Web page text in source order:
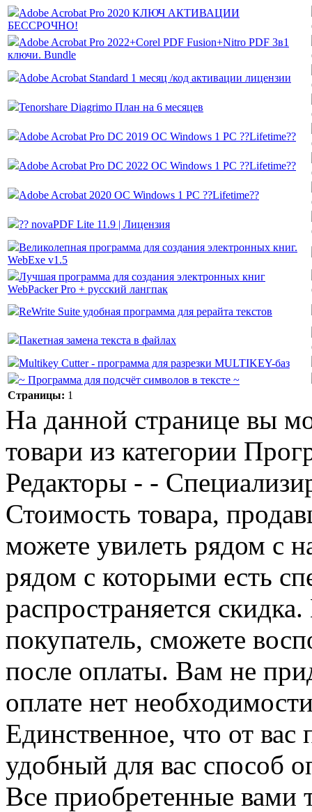
Adobe Acrobat Pro 2020 КЛЮЧ АКТИВАЦИИ
БЕССРОЧНО!
Adobe Acrobat Prо 2022+Corel PDF Fusion+Nitro PDF 3в1
ключи. Bundle
Adobe Acrobat Standard 1 месяц /код активации лицензии
Tenorshare Diagrimo План на 6 месяцев
Adobe Acrobat Pro DC 2019 ОС Windows 1 PC ??Lifetime??
Adobe Acrobat Pro DC 2022 ОС Windows 1 PC ??Lifetime??
Adobe Acrobat 2020 ОС Windows 1 PC ??Lifetime??
?? novaPDF Lite 11.9 | Лицензия
Великолепная программа для создания электронных книг.
WebExe v1.5
Лучшая программа для создания электронных книг
WebPacker Pro + русский лангпак
ReWrite Suite удобная программа для рерайта текстов
Пакетная замена текста в файлах
Multikey Cutter - программа для разрезки MULTIKEY-баз
~ Программа для подсчёт символов в тексте ~
Страницы: 1
На данной странице вы
товари из категории
Редакторы - -
Стоимость товара,
можете увилеть рядом с
рядом с которыми есть
распространяется
покупатель, сможете
после оплаты. Вам не
оплате нет
Единственное, что от вас
удобный для вас способ
Все приобретенные вами